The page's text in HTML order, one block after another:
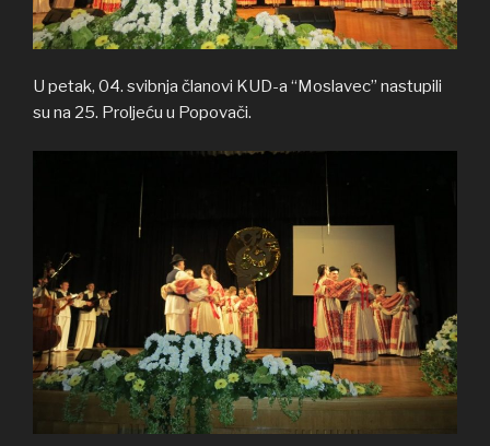
U petak, 04. svibnja članovi KUD-a “Moslavec” nastupili
su na 25. Proljeću u Popovači.